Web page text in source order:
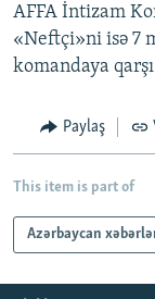
AFFA İntizam
«Neftçi»ni isə 7
komandaya
Paylaş
This item is part of
Azərbaycan